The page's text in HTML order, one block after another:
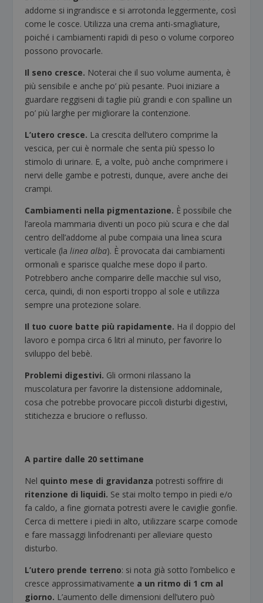
addome si ingrandisce e si arrotonda leggermente, così
come le cosce. Utilizza una crema anti-smagliature,
poiché i cambiamenti rapidi di peso o volume corporeo
possono provocarle.
Il seno cresce. Noterai che il suo volume aumenta, è
più sensibile e anche po’ più pesante. Puoi iniziare a
guardare reggiseni di taglie più grandi e con spalline un
po’ più larghe per migliorare la contenzione.
L’utero cresce. La crescita dell’utero comprime la
vescica, per cui è normale che senta più spesso lo
stimolo di urinare. E, a volte, può anche comprimere i
nervi delle gambe e potresti, dunque, avere anche dei
crampi.
Cambiamenti nella pigmentazione. È possibile che
l’areola mammaria diventi un poco più scura e che dal
centro dell’addome al pube compaia una linea scura
verticale (lalinea alba). È provocata dai cambiamenti
ormonali e sparisce qualche mese dopo il parto.
Potrebbero anche comparire delle macchie sul viso,
cerca, quindi, di non esporti troppo al sole e utilizza
sempre una protezione solare.
Il tuo cuore batte più rapidamente. Ha il doppio del
lavoro e pompa circa 6 litri al minuto, per favorire lo
sviluppo del bebè.
Problemi digestivi. Gli ormoni rilassano la
muscolatura per favorire la distensione addominale,
cosa che potrebbe provocare piccoli disturbi digestivi,
stitichezza e bruciore o reflusso.
A partire dalle 20 settimane
Nel quinto mese di gravidanza potresti soffrire di
ritenzione di liquidi. Se stai molto tempo in piedi e/o
fa caldo, a fine giornata potresti avere le caviglie gonfie.
Cerca di mettere i piedi in alto, utilizzare scarpe comode
e fare massaggi linfodrenanti per alleviare questo
disturbo.
L’utero prende terreno: si nota già sotto l’ombelico e
cresce approssimativamente a un ritmo di 1 cm al
giorno. L’aumento delle dimensioni dell’utero può